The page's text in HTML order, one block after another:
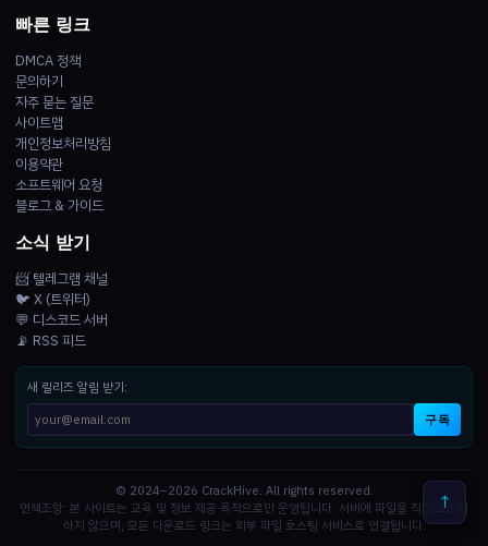
빠른 링크
DMCA 정책
문의하기
자주 묻는 질문
사이트맵
개인정보처리방침
이용약관
소프트웨어 요청
블로그 & 가이드
소식 받기
📨 텔레그램 채널
🐦 X (트위터)
💬 디스코드 서버
📡 RSS 피드
새 릴리즈 알림 받기:
구독
© 2024–2026 CrackHive. All rights reserved.
면책조항: 본 사이트는 교육 및 정보 제공 목적으로만 운영됩니다. 서버에 파일을 직접 호스팅
하지 않으며, 모든 다운로드 링크는 외부 파일 호스팅 서비스로 연결됩니다.
↑